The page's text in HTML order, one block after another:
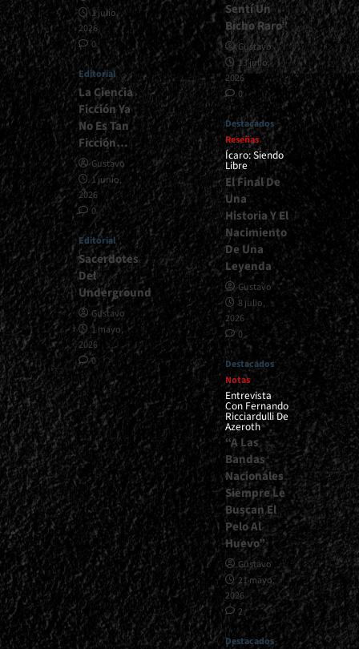
1 julio,
2026
0
Editorial
La Ciencia
Ficción Ya
No Es Tan
Ficción…
Gustavo
1 junio,
2026
0
Editorial
Sacerdotes
Del
Underground
Gustavo
1 mayo,
2026
0
Sentí Un
Bicho Raro”
Gustavo
13 julio,
2026
0
Destacados
Reseñas
Ícaro: Siendo
Libre
El Final De
Una
Historia Y El
Nacimiento
De Una
Leyenda
Gustavo
8 julio,
2026
0
Destacados
Notas
Entrevista
Con Fernando
Ricciardulli De
Azeroth
“A Las
Bandas
Nacionales
Siempre Le
Buscan El
Pelo Al
Huevo”
Gustavo
21 mayo,
2026
2
Destacados